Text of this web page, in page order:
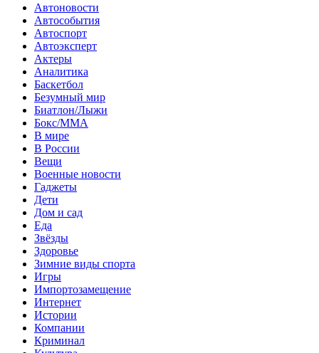
Автоновости
Автособытия
Автоспорт
Автоэксперт
Актеры
Аналитика
Баскетбол
Безумный мир
Биатлон/Лыжи
Бокс/MMA
В мире
В России
Вещи
Военные новости
Гаджеты
Дети
Дом и сад
Еда
Звёзды
Здоровье
Зимние виды спорта
Игры
Импортозамещение
Интернет
Истории
Компании
Криминал